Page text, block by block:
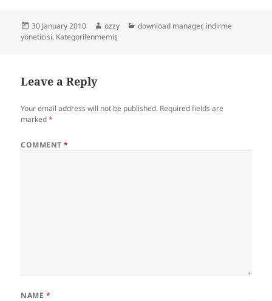
Posted
on
30 January 2010 Author
ozzy Categories
download manager, indirme
yöneticisi, Kategorilenmemiş
Leave a Reply
Your email address will not be published. Required fields are
marked*
COMMENT*
NAME *